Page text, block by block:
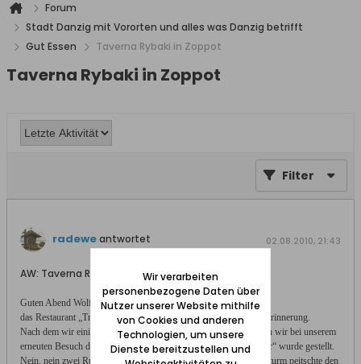
Forum
Stadt Danzig mit Vororten und alles was Danzig betrifft
Gut Essen
Taverna Rybaki in Zoppot
Taverna Rybaki in Zoppot
Filter
radeweantwortet 02.08.2010, 21:43
AW: Taverna Rybaki in Zoppot
Guten Abend Wolfgang,
das Restaurant „Traverna Rybaki“ haben wir in guter/amüsanter Erinnerung.
Nach dem wir einige Male in der Bar gut gespeist hatten, bekamen wir bei unserem
erneuten Besuch die Speisekarte gereicht und die Frage „zwei Bier“ wurde gestellt.
Nein, nein zwei Rum-Grog bitte, sagte ich. (es war kalt und der Sturm peitschte den
Wir verarbeiten
personenbezogene Daten über
Nutzer unserer Website mithilfe
von Cookies und anderen
Technologien, um unsere
Dienste bereitzustellen und